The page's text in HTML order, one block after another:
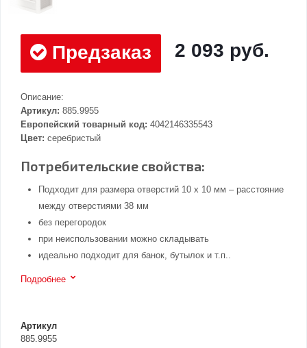
Предзаказ 2 093 руб.
Описание:
Артикул: 885.9955
Европейский товарный код: 4042146335543
Цвет: серебристый
Потребительские свойства:
Подходит для размера отверстий 10 x 10 мм – расстояние
между отверстиями 38 мм
без перегородок
при неиспользовании можно складывать
идеально подходит для банок, бутылок и т.п..
Подробнее
Артикул
885.9955